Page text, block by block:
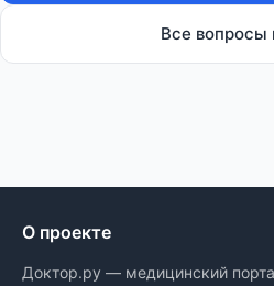
Все вопросы
О проекте
Доктор.ру — медицинский